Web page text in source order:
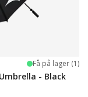
Få på lager (1)
- Black